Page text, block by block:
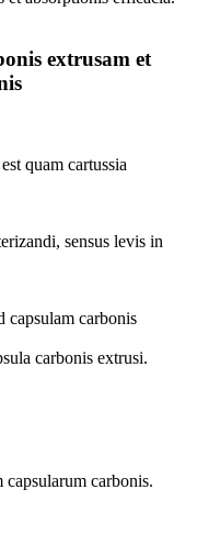
extrusam et
quam cartussia
sensus levis in
capsulam carbonis
carbonis extrusi.
carbonis.